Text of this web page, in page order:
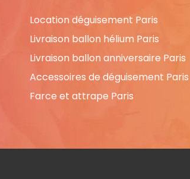
Location déguisement Paris
Livraison ballon hélium Paris
Livraison ballon anniversaire Paris
Accessoires de déguisement Paris
Farce et attrape Paris